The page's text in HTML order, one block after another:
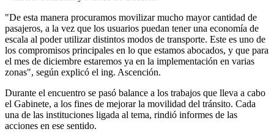
"De esta manera procuramos movilizar mucho mayor cantidad de
pasajeros, a la vez que los usuarios puedan tener una economía de
escala al poder utilizar distintos modos de transporte. Este es uno de
los compromisos principales en lo que estamos abocados, y que para
el mes de diciembre estaremos ya en la implementación en varias
zonas", según explicó el ing. Ascención.
Durante el encuentro se pasó balance a los trabajos que lleva a cabo
el Gabinete, a los fines de mejorar la movilidad del tránsito. Cada
una de las instituciones ligada al tema, rindió informes de las
acciones en ese sentido.